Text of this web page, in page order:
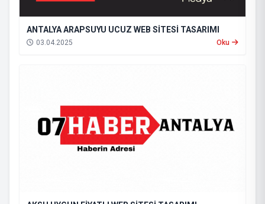
ANTALYA ARAPSUYU UCUZ WEB SİTESİ TASARIMI
03.04.2025 Oku